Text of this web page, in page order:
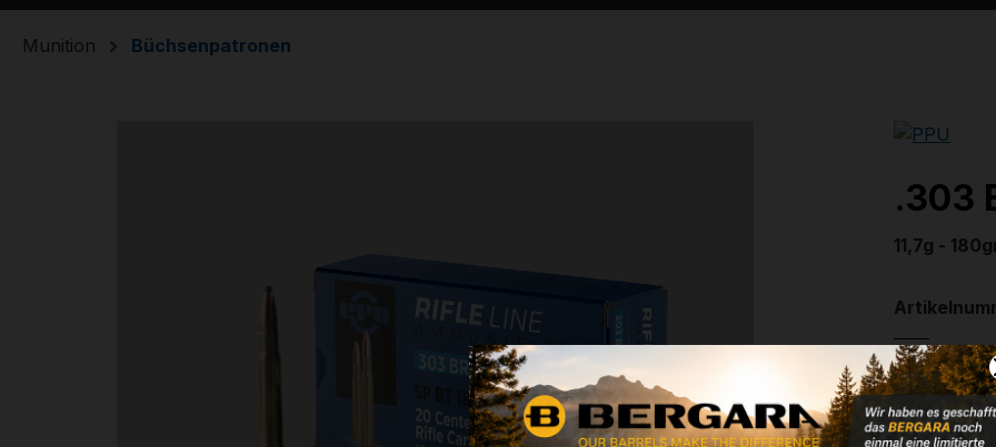
Munition Büchsenpatronen
.303
11,7g -
Weitere
✔ VE: 20